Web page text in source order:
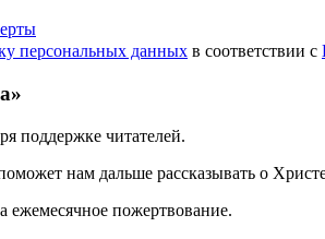
персональных данных в соответствии с
поддержке читателей.
нам дальше рассказывать о
ежемесячное пожертвование.